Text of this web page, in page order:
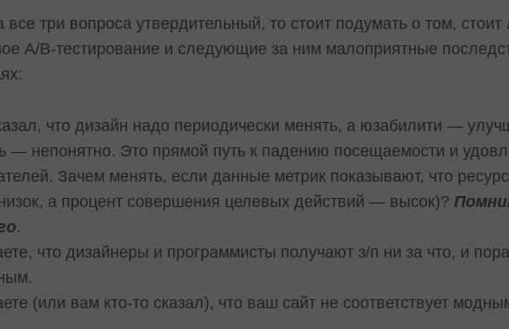
все три вопроса утвердительный, то стоит подумать о том,
А/В-тестирование и следующие за ним малоприятные
что дизайн надо периодически менять, а юзабилити —
— непонятно. Это прямой путь к падению посещаемости и
Зачем менять, если данные метрик показывают, что
а процент совершения целевых действий — высок)?
.
что дизайнеры и программисты получают з/п ни за что, и
(или вам кто-то сказал), что ваш сайт не соответствует